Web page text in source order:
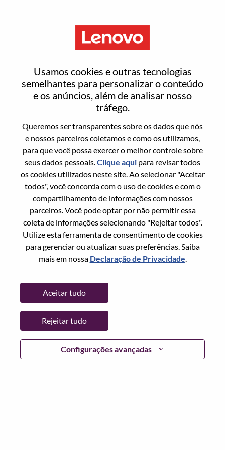
Usamos cookies e outras tecnologias
semelhantes para personalizar o conteúdo
e os anúncios, além de analisar nosso
tráfego.
Queremos ser transparentes sobre os dados que nós
e nossos parceiros coletamos e como os utilizamos,
para que você possa exercer o melhor controle sobre
seus dados pessoais.Clique aqui para revisar todos
os cookies utilizados neste site. Ao selecionar "Aceitar
todos", você concorda com o uso de cookies e com o
compartilhamento de informações com nossos
parceiros. Você pode optar por não permitir essa
coleta de informações selecionando "Rejeitar todos".
Utilize esta ferramenta de consentimento de cookies
para gerenciar ou atualizar suas preferências. Saiba
mais em nossa Declaração de Privacidade.
Configurações avançadas
Aceitar tudo
Rejeitar tudo
Redefinir senha
Tem certeza que deseja redefinir sua
Enter the email address associated with your
account, then click "Continue".
Vamos enviar por email um link para você
redefinir sua senha.
Redefinir senha com seu email
Email*
Continuar